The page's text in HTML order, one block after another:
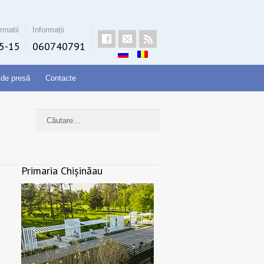
15
Informații
060740791
presă Contacte
Primaria Chișinăau